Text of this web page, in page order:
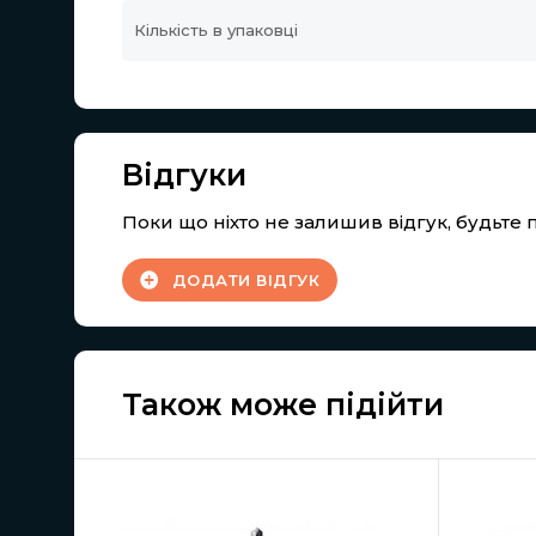
Кількість в упаковці
Відгуки
Поки що ніхто не залишив відгук,
ДОДАТИ ВІДГУК
Також може підійти